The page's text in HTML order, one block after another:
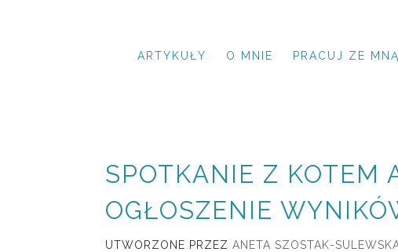
ARTYKUŁY O MNIE PRACUJ ZE MNĄ
SPOTKANIE Z KOTEM
OGŁOSZENIE
UTWORZONE PRZEZANETA SZOSTAK-